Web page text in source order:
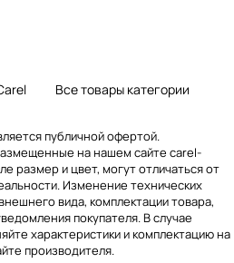
Все товары категории
публичной офертой.
на нашем сайте carel-
размер и цвет, могут отличаться от
Изменение технических
вида, комплектации товара,
покупателя. В случае
характеристики и комплектацию на
производителя.